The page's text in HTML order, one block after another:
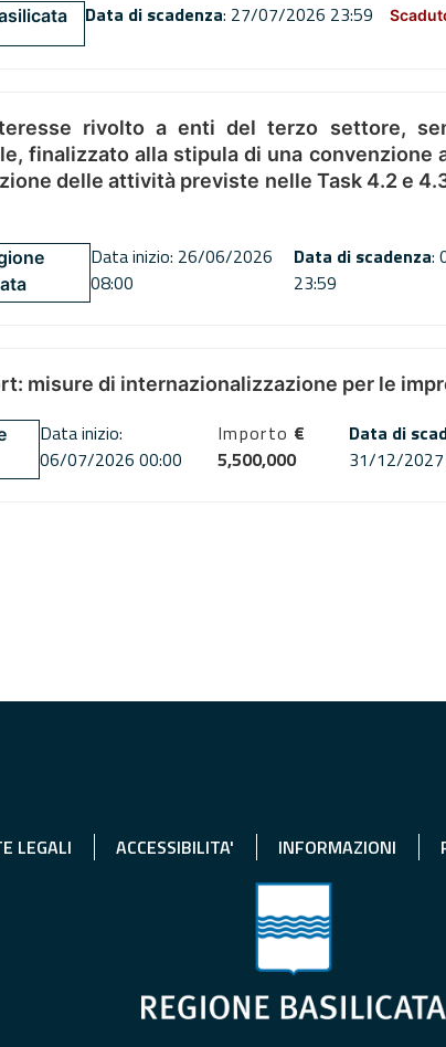
Data di scadenza: 27/07/2026 23:59
rivolto a enti del terzo settore,
finalizzato alla stipula di una convenzione
delle attività previste nelle Task 4.2 e
Data inizio: 26/06/2026
08:00
Data di scadenza:
23:59
misure di internazionalizzazione per le
Data inizio:
06/07/2026 00:00
Importo €
5,500,000
Data di
31/12/2027
LEGALI ACCESSIBILITA' INFORMAZIONI